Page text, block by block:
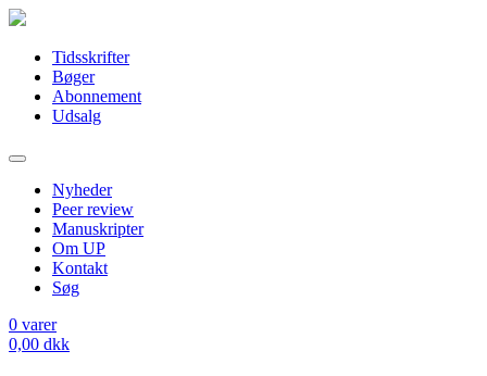
Tidsskrifter
Bøger
Abonnement
Udsalg
Nyheder
Peer review
Manuskripter
Om UP
Kontakt
Søg
0 varer
0,00 dkk